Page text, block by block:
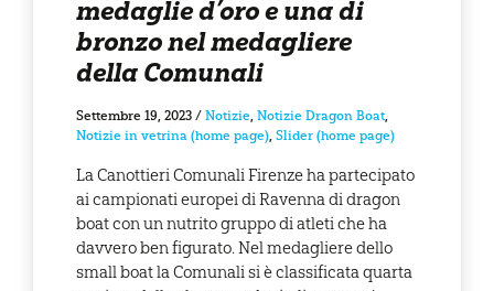
medaglie d’oro e una di
bronzo nel medagliere
della Comunali
Settembre 19, 2023 / Notizie, Notizie Dragon Boat,
Notizie in vetrina (home page), Slider (home page)
La Canottieri Comunali Firenze ha partecipato
ai campionati europei di Ravenna di dragon
boat con un nutrito gruppo di atleti che ha
davvero ben figurato. Nel medagliere dello
small boat la Comunali si è classificata quarta